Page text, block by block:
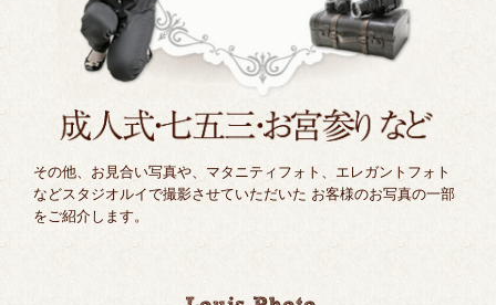
その他、お見合い写真や、マタニティフォト、エレガントフォト
などスタジオルイで撮影させていただいた お客様のお写真の一部
をご紹介します。